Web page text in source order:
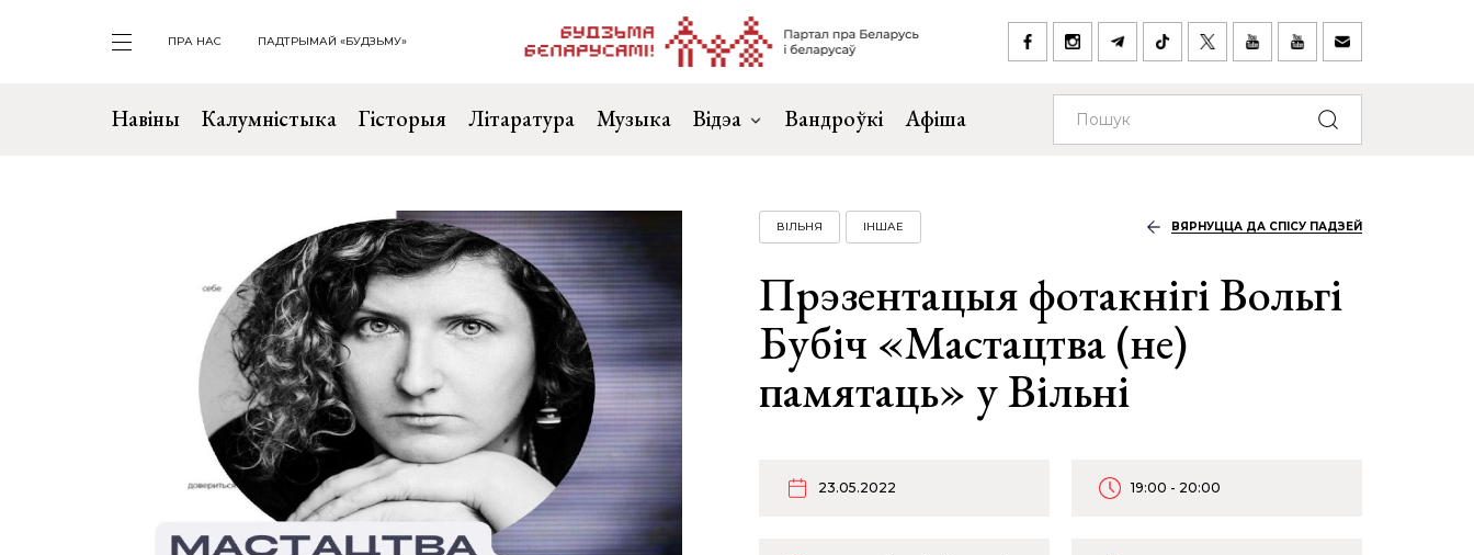
ПРА НАС ПАДТРЫМАЙ «БУДЗЬМУ»
Навіны Калумністыка Гісторыя Літаратура Музыка Відэа Вандроўкі Афіша
ВІЛЬНЯ ІНШАЕ ВЯРНУЦЦА ДА СПІСУ ПАДЗЕЙ
Прэзентацыя фотакнігі Вольгі
Бубіч «Мастацтва (не)
памятаць» у Вільні
23.05.2022 19:00 - 20:00